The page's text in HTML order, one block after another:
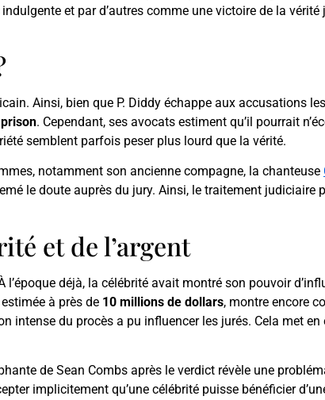
et par d’autres comme une victoire de la vérité
Ainsi, bien que P. Diddy échappe aux accusations
. Cependant, ses avocats estiment qu’il pourrait
semblent parfois peser plus lourd que la vérité.
notamment son ancienne compagne, la chanteuse
le doute auprès du jury. Ainsi, le traitement judiciaire
et de l’argent
l’époque déjà, la célébrité avait montré son pouvoir
à près de 10 millions de dollars, montre encore
du procès a pu influencer les jurés. Cela met en
de Sean Combs après le verdict révèle une
implicitement qu’une célébrité puisse bénéficier